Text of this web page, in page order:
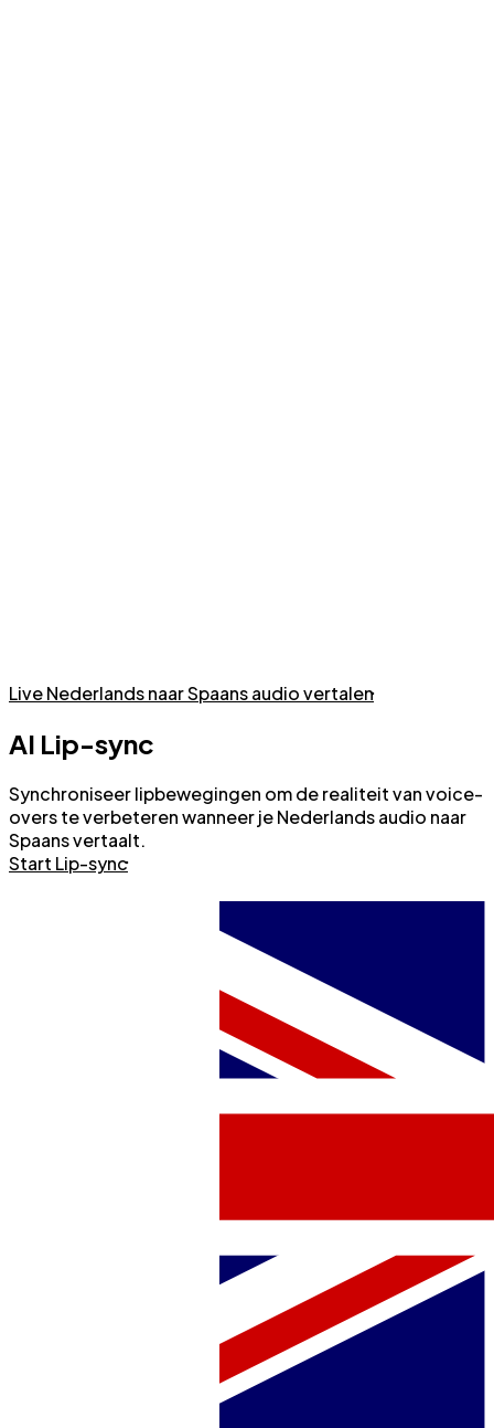
Live Nederlands naar Spaans audio vertalen
AI Lip-sync
Synchroniseer lipbewegingen om de realiteit van voice-
overs te verbeteren wanneer je Nederlands audio naar
Spaans vertaalt.
Start Lip-sync